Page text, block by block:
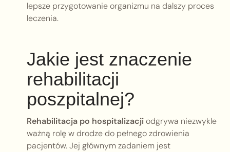
lepsze przygotowanie organizmu na dalszy proces
leczenia.
Jakie jest znaczenie
rehabilitacji
poszpitalnej?
Rehabilitacja po hospitalizacjiodgrywa niezwykle
ważną rolę w drodze do pełnego zdrowienia
pacjentów. Jej głównym zadaniem jest